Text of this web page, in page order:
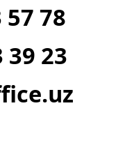
57 78
39 23